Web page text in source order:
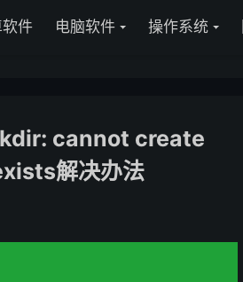
件 电脑软件 操作系统
cannot create
解决办法